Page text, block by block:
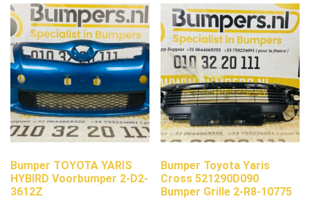
Bumper TOYOTA YARIS
HYBIRD Voorbumper 2-D2-
3612Z
Bumper Toyota Yaris
Cross 521290D090
Bumper Grille 2-R8-10775